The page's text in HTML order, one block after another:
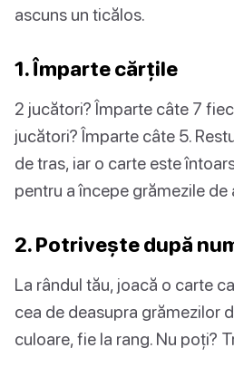
ascuns un ticălos.
1. Împarte cărțile
2 jucători? Împarte câte 7
jucători? Împarte câte 5.
de tras, iar o carte este
pentru a începe grămezile de
2. Potrivește după
La rândul tău, joacă o carte
cea de deasupra grămezilor
culoare, fie la rang. Nu poți?